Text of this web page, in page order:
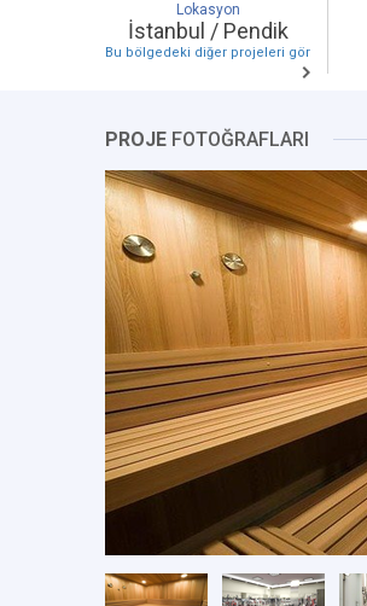
Lokasyon
İstanbul / Pendik
Bu bölgedeki diğer projeleri gör
PROJE FOTOĞRAFLARI